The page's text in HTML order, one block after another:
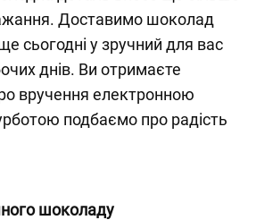
Доставимо шоколад
сьогодні у зручний для вас
днів. Ви отримаєте
вручення електронною
подбаємо про радість
шоколаду